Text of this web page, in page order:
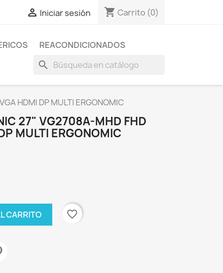
 Iniciar sesión shopping_cart Carrito (0)
REACONDICIONADOS
search
HDMI DP MULTI ERGONOMIC
27" VG2708A-MHD FHD
MULTI ERGONOMIC
CARRITO favorite_border